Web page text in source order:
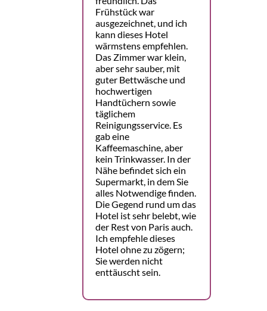
Frühstück war
ausgezeichnet, und ich
kann dieses Hotel
wärmstens empfehlen.
Das Zimmer war klein,
aber sehr sauber, mit
guter Bettwäsche und
hochwertigen
Handtüchern sowie
täglichem
Reinigungsservice. Es
gab eine
Kaffeemaschine, aber
kein Trinkwasser. In der
Nähe befindet sich ein
Supermarkt, in dem Sie
alles Notwendige finden.
Die Gegend rund um das
Hotel ist sehr belebt, wie
der Rest von Paris auch.
Ich empfehle dieses
Hotel ohne zu zögern;
Sie werden nicht
enttäuscht sein.